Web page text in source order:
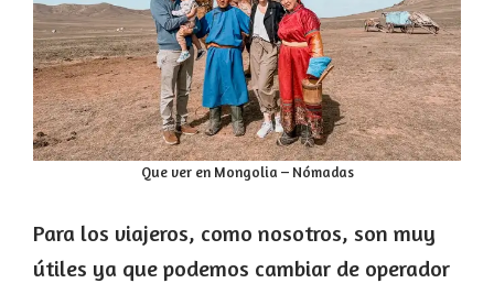
Que ver en Mongolia – Nómadas
Para los viajeros, como nosotros, son muy
útiles ya que podemos cambiar de operador